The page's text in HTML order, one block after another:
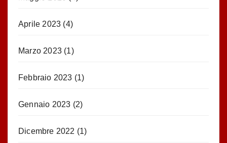
Aprile 2023 (4)
Marzo 2023 (1)
Febbraio 2023 (1)
Gennaio 2023 (2)
Dicembre 2022 (1)